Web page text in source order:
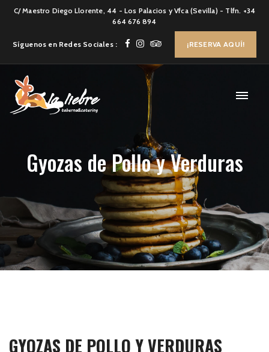
C/ Maestro Diego Llorente, 44 - Los Palacios y Vfca (Sevilla) - Tlfn. +34
664 676 894
Síguenos en Redes Sociales : ¡RESERVA AQUÍ!
Gyozas de Pollo y Verduras
GYOZAS DE POLLO Y VERDURAS